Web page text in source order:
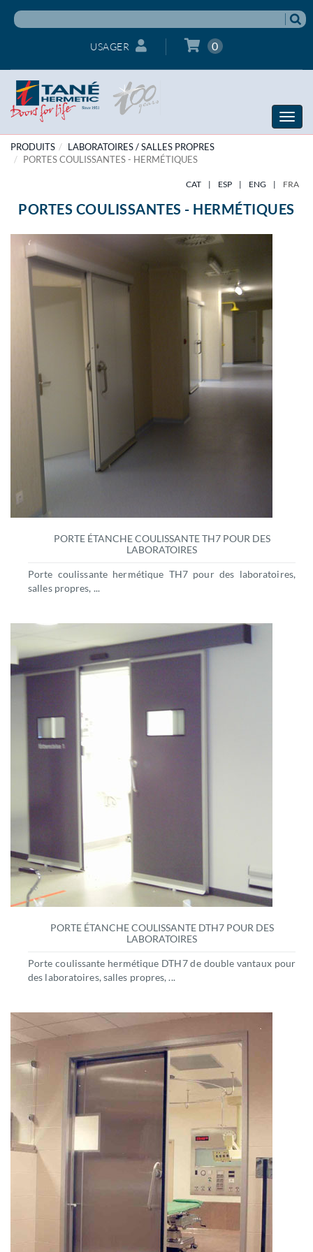
USAGER 0
Toggle
PRODUITS
LABORATOIRES / SALLES PROPRES
PORTES COULISSANTES - HERMÉTIQUES
CAT | ESP | ENG | FRA
PORTES COULISSANTES - HERMÉTIQUES
PORTE ÉTANCHE COULISSANTE TH7 POUR DES
LABORATOIRES
Porte coulissante hermétique TH7 pour des laboratoires,
salles propres, ...
PORTE ÉTANCHE COULISSANTE DTH7 POUR DES
LABORATOIRES
Porte coulissante hermétique DTH7 de double vantaux pour
des laboratoires, salles propres, ...